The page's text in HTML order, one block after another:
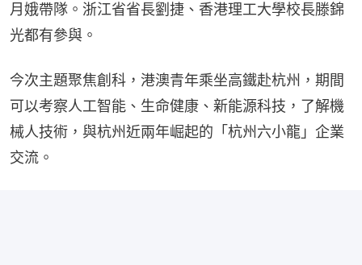
月娥帶隊。浙江省省長劉捷、香港理工大學校長滕錦
光都有參與。
今次主題聚焦創科，港澳青年乘坐高鐵赴杭州，期間
可以考察人工智能、生命健康、新能源科技，了解機
械人技術，與杭州近兩年崛起的「杭州六小龍」企業
交流。